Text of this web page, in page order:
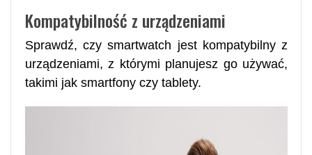
Kompatybilność z urządzeniami
Sprawdź, czy smartwatch jest kompatybilny z
urządzeniami, z którymi planujesz go używać,
takimi jak smartfony czy tablety.